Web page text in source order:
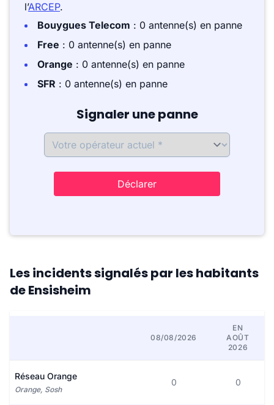
l’ARCEP.
Bouygues Telecom : 0 antenne(s) en panne
Free : 0 antenne(s) en panne
Orange : 0 antenne(s) en panne
SFR : 0 antenne(s) en panne
Signaler une panne
Déclarer
Les incidents signalés par les habitants
de Ensisheim
08/08/2026
EN
AOÛT
2026
Réseau Orange
Orange, Sosh
0 0